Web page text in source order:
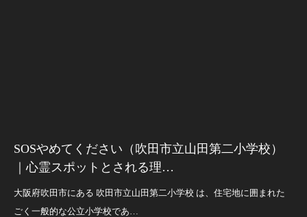
SOSやめてください（吹田市立山田第二小学校）
｜心霊スポットとされる理…
大阪府吹田市にある 吹田市立山田第二小学校 は、住宅地に囲まれた
ごく一般的な公立小学校であ…